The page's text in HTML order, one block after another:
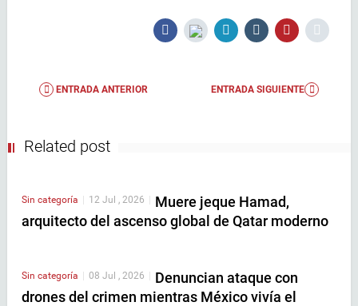
ENTRADA ANTERIOR ENTRADA SIGUIENTE
Related post
Sin categoría 12 Jul , 2026
Muere jeque Hamad,
arquitecto del ascenso global de Qatar moderno
Sin categoría | 08 Jul , 2026 | Denuncian ataque con
drones del crimen mientras México vivía el